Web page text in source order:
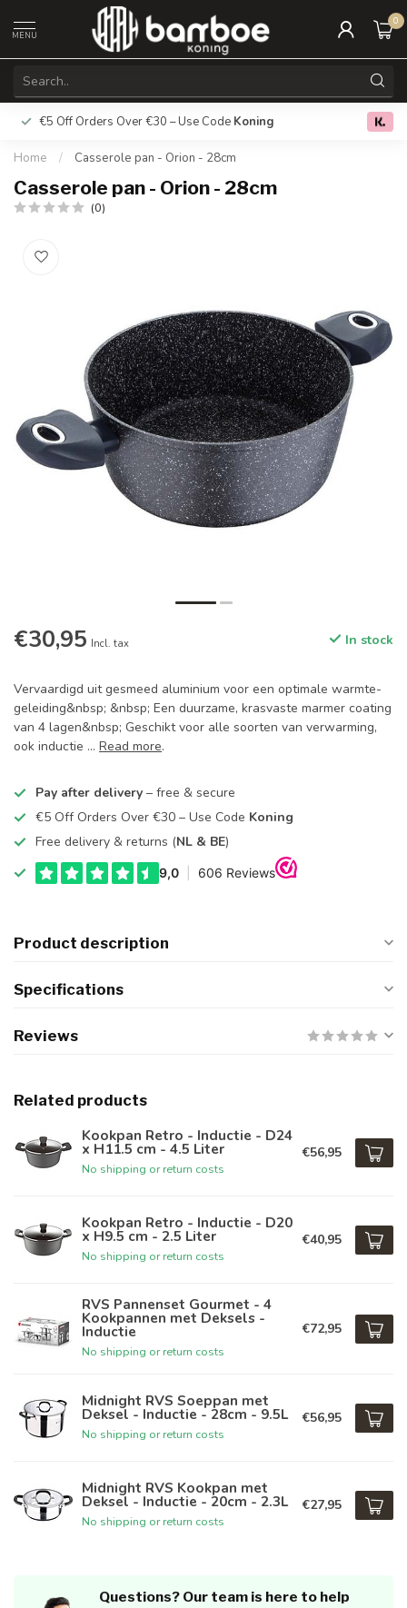
MENU
0
€5 Off Orders Over €30 – Use Code Koning Free
Home / Casserole pan - Orion - 28cm
Casserole pan - Orion - 28cm
(0)
€30,95 Incl. tax In stock
Vervaardigd uit gesmeed aluminium voor een optimale warmte-
geleiding&nbsp; &nbsp; Een duurzame, krasvaste marmer coating
van 4 lagen&nbsp; Geschikt voor alle soorten van verwarming,
ook inductie ... Read more.
Pay after delivery – free & secure
€5 Off Orders Over €30 – Use Code Koning
Free delivery & returns (NL & BE)
Product description
Specifications
Reviews
Related products
Kookpan Retro - Inductie - D24
x H11.5 cm - 4.5 Liter
No shipping or return costs
€56,95
Kookpan Retro - Inductie - D20
x H9.5 cm - 2.5 Liter
No shipping or return costs
€40,95
RVS Pannenset Gourmet - 4
Kookpannen met Deksels -
Inductie
No shipping or return costs
€72,95
Midnight RVS Soeppan met
Deksel - Inductie - 28cm - 9.5L
No shipping or return costs
€56,95
Midnight RVS Kookpan met
Deksel - Inductie - 20cm - 2.3L
No shipping or return costs
€27,95
Questions? Our team is here to help